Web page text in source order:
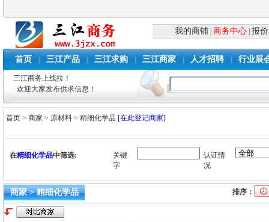
我的商铺 商务中心 |报
首页 三江产品 三江求购 三江商家 人才招聘 行业展
三江商务上线拉！
欢迎大家发布供求信息！
首页 >商家 > 原材料>精细化学品 [在此登记商家]
在精细化学品中筛选:
关键
字
认证情
况
商家 > 精细化学品 排序：